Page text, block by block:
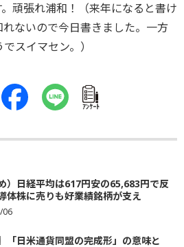
頑張れ浦和！（来年になると書け
ないので今日書きました。一方
スイマセン。）
ｱﾝｹｰﾄ
め）日経平均は617円安の65,683円で反
株に売りも好業績銘柄が支え
06
「日米通貨同盟の完成形」の意味と